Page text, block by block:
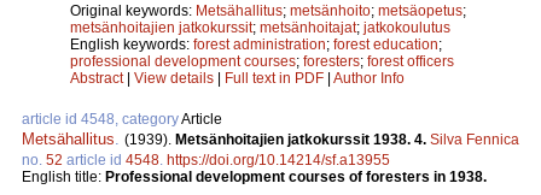
Original keywords: Metsähallitus; metsänhoito; metsäopetus;
metsänhoitajien jatkokurssit; metsänhoitajat; jatkokoulutus
English keywords: forest administration; forest education;
professional development courses; foresters; forest officers
Abstract| View details | Full text in PDF | Author Info
article id 4548, categoryArticle
Metsähallitus (1939). Metsänhoitajien jatkokurssit 1938. 4. Silva Fennica
no. 52 article id 4548 https://doi.org/10.14214/sf.a13955
English title: Professional development courses of foresters in 1938.